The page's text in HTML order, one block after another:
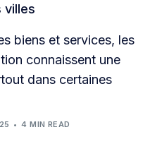
villes
biens et services, les
connaissent une
dans certaines
4 MIN READ